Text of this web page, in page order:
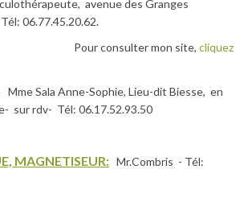
avenue des Granges
06.77.45.20.62.
mon site, cliquez
Mme Sala Anne-Sophie, Lieu-dit Biesse, en
sur rdv- Tél: 06.17.52.93.50
MAGNETISEUR: Mr.Combris - Tél: